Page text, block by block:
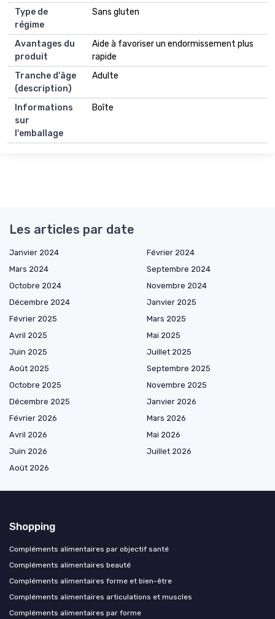
Type de
régime
Sans gluten
Avantages du
produit
Aide à favoriser un endormissement plus
rapide
Tranche d'âge
(description)
Adulte
Informations
sur
l'emballage
Boîte
Les articles par date
Janvier 2024
Février 2024
Mars 2024
Septembre 2024
Octobre 2024
Novembre 2024
Décembre 2024
Janvier 2025
Février 2025
Mars 2025
Avril 2025
Mai 2025
Juin 2025
Juillet 2025
Août 2025
Septembre 2025
Octobre 2025
Novembre 2025
Décembre 2025
Janvier 2026
Février 2026
Mars 2026
Avril 2026
Mai 2026
Juin 2026
Juillet 2026
Août 2026
Shopping
Compléments alimentaires par objectif santé
Compléments alimentaires beauté
Compléments alimentaires forme et bien-être
Compléments alimentaires articulations et muscles
Compléments alimentaires par forme